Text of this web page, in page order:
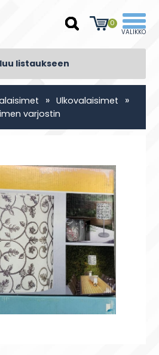
0
listaukseen
» Ulkovalaisimet »
varjostin